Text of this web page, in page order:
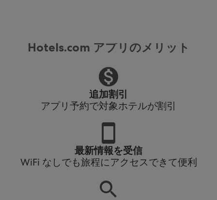
Hotels.com アプリのメリット
追加割引
アプリ予約で対象ホテルが割引
最新情報を受信
WiFi なしでも旅程にアクセスできて便利